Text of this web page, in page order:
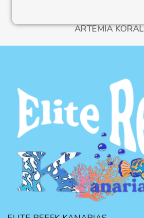
ARTEMIA KORAL